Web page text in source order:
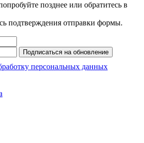
позднее или обратитесь в
подтверждения отправки формы.
Подписаться на обновление
персональных данных